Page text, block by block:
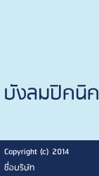
บังลมปิคนิค
Copyright (c) 2014
ชื่อบริษัท